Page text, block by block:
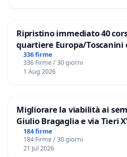
Ripristino immediato 40
quartiere Europa/Toscanini
336 firme
336 Firme / 30 giorni
1 Aug 2026
Migliorare la viabilità ai
Giulio Bragaglia e via Tieri
ROMA
184 firme
184 Firme / 30 giorni
21 Jul 2026